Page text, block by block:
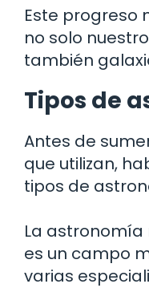
Este progreso
no solo
también
Tipos de
Antes de
que utilizan,
tipos de
La astronomía
es un campo
varias